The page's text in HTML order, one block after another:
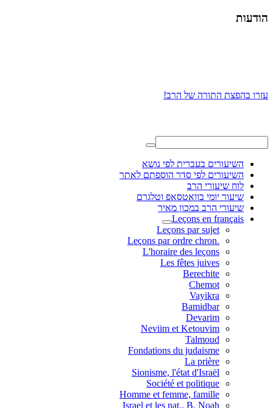
הודעות
עזרו בהפצת התורה של הרב!
השיעורים בעברית לפי נושא
השיעורים לפי סדר הוספתם לאתר
לוח שיעורי הרב
שיעור יומי בוואטסאפ וטלגרם
שיעורי הרב במכון מאיר
Leçons en français
Leçons par sujet
.Leçons par ordre chron
L'horaire des leçons
Les fêtes juives
Berechite
Chemot
Vayikra
Bamidbar
Devarim
Neviim et Ketouvim
Talmoud
Fondations du judaisme
La prière
Sionisme, l'état d'Israël
Société et politique
Homme et femme, famille
Israel et les nat., B. Noah